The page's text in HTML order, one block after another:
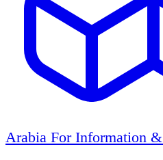
Arabia For Information